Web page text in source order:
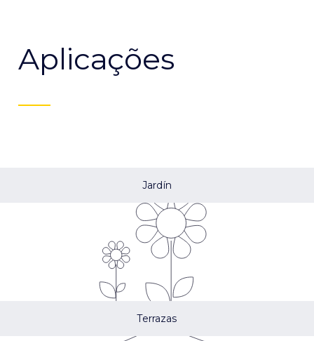
Aplicações
Jardín
Terrazas